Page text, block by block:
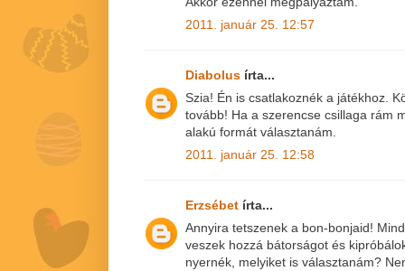
2011. január 25. 12:57
Diabolus írta...
Szia! Én is csatlakoznék a játékhoz.
tovább! Ha a szerencse csillaga rám
alakú formát választanám.
2011. január 25. 12:58
Erzsébet írta...
Annyira tetszenek a bon-bonjaid!
veszek hozzá bátorságot és
nyernék, melyiket is választanám?